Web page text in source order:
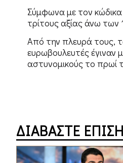
Σύμφωνα με τον
τρίτους αξίας άνω
Από την πλευρά τους,
ευρωβουλευτές έγιναν
αστυνομικούς το πρωί
ΔΙΑΒΑΣΤΕ